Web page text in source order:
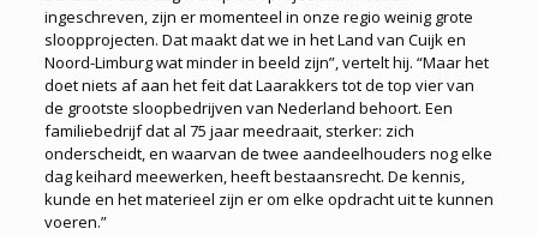
ingeschreven, zijn er momenteel in onze regio weinig grote
sloopprojecten. Dat maakt dat we in het Land van Cuijk en
Noord-Limburg wat minder in beeld zijn”, vertelt hij. “Maar het
doet niets af aan het feit dat Laarakkers tot de top vier van
de grootste sloopbedrijven van Nederland behoort. Een
familiebedrijf dat al 75 jaar meedraait, sterker: zich
onderscheidt, en waarvan de twee aandeelhouders nog elke
dag keihard meewerken, heeft bestaansrecht. De kennis,
kunde en het materieel zijn er om elke opdracht uit te kunnen
voeren.”